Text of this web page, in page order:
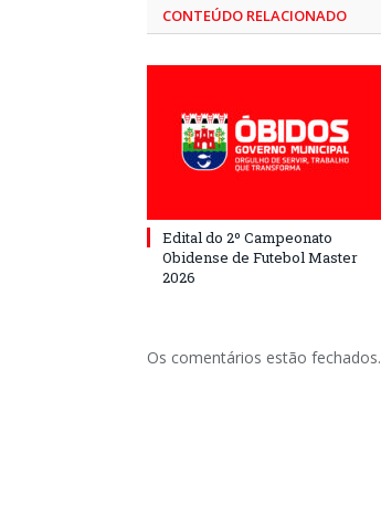
CONTEÚDO RELACIONADO
Edital do 2º Campeonato
Obidense de Futebol Master
2026
Os comentários estão fechados.